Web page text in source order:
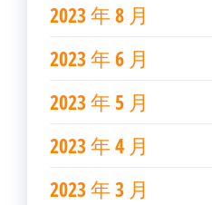
2023 年 8 月
2023 年 6 月
2023 年 5 月
2023 年 4 月
2023 年 3 月